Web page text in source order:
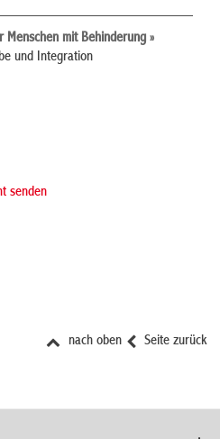
Menschen mit Behinderung »
und Integration
senden
Seite zurück
nach oben